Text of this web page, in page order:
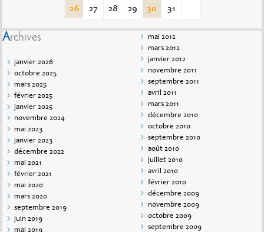
26 27 28 29 30 31
Archives
janvier 2026
octobre 2025
mars 2025
février 2025
janvier 2025
novembre 2024
mai 2023
janvier 2023
décembre 2022
mai 2021
février 2021
mai 2020
mars 2020
septembre 2019
juin 2019
mai 2012
mars 2012
janvier 2012
novembre 2011
septembre 2011
avril 2011
mars 2011
décembre 2010
octobre 2010
septembre 2010
août 2010
juillet 2010
avril 2010
février 2010
décembre 2009
novembre 2009
octobre 2009
septembre 2009